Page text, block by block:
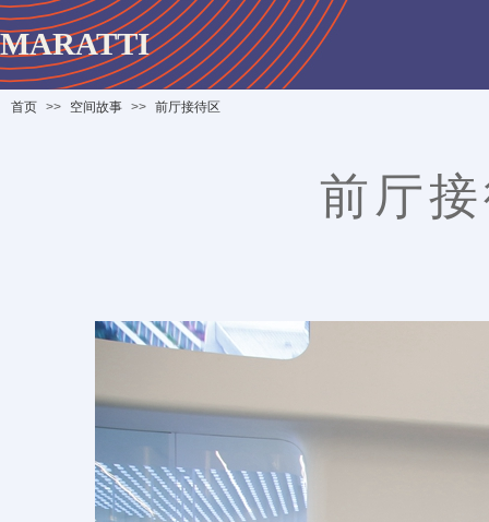
首页 >> 空间故事 >> 前厅接待区
前厅
MARATTI